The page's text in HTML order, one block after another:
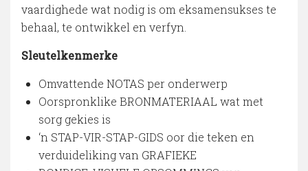
vaardighede wat nodig is om eksamensukses te
behaal, te ontwikkel en verfyn.
Sleutelkenmerke
Omvattende NOTAS per onderwerp
Oorspronklike BRONMATERIAAL wat met
sorg gekies is
‘n STAP-VIR-STAP-GIDS oor die teken en
verduideliking van GRAFIEKE